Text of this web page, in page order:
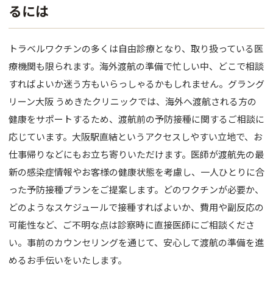
るには
トラベルワクチンの多くは自由診療となり、取り扱っている医
療機関も限られます。海外渡航の準備で忙しい中、どこで相談
すればよいか迷う方もいらっしゃるかもしれません。グラング
リーン大阪 うめきたクリニックでは、海外へ渡航される方の
健康をサポートするため、渡航前の予防接種に関するご相談に
応じています。大阪駅直結というアクセスしやすい立地で、お
仕事帰りなどにもお立ち寄りいただけます。医師が渡航先の最
新の感染症情報やお客様の健康状態を考慮し、一人ひとりに合
った予防接種プランをご提案します。どのワクチンが必要か、
どのようなスケジュールで接種すればよいか、費用や副反応の
可能性など、ご不明な点は診察時に直接医師にご相談くださ
い。事前のカウンセリングを通じて、安心して渡航の準備を進
めるお手伝いをいたします。